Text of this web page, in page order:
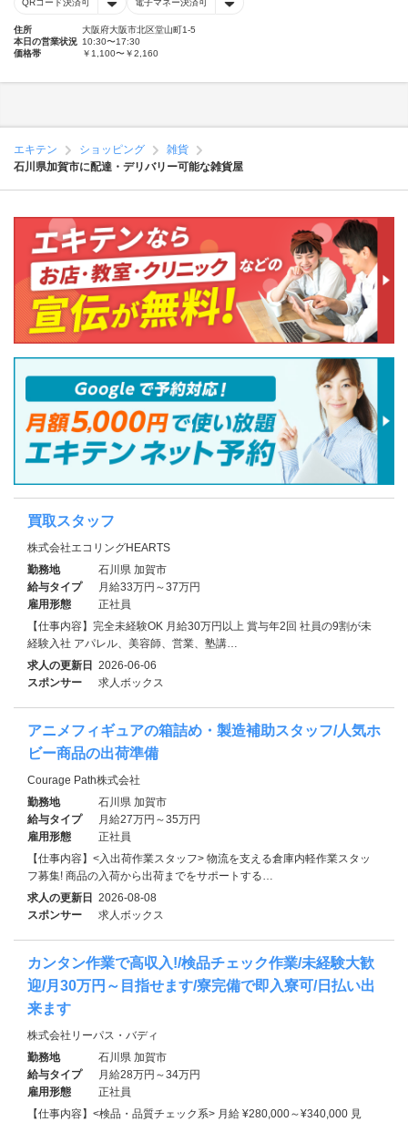
QRコード決済可 電子マネー決済可
住所
大阪府大阪市北区堂山町1-5
本日の営業状況 10:30〜17:30
価格帯
￥1,100〜￥2,160
エキテン ショッピング
雑貨
石川県加賀市に配達・デリバリー可能な雑貨屋
買取スタッフ
株式会社エコリングHEARTS
勤務地
石川県 加賀市
給与タイプ
月給33万円～37万円
雇用形態
正社員
【仕事内容】完全未経験OK 月給30万円以上 賞与年2回 社員の9割が未
経験入社 アパレル、美容師、営業、塾講…
求人の更新日 2026-06-06
スポンサー
求人ボックス
アニメフィギュアの箱詰め・製造補助スタッフ/人気ホ
ビー商品の出荷準備
Courage Path株式会社
勤務地
石川県 加賀市
給与タイプ
月給27万円～35万円
雇用形態
正社員
【仕事内容】<入出荷作業スタッフ> 物流を支える倉庫内軽作業スタッ
フ募集! 商品の入荷から出荷までをサポートする…
求人の更新日 2026-08-08
スポンサー
求人ボックス
カンタン作業で高収入!/検品チェック作業/未経験大歓
迎/月30万円～目指せます/寮完備で即入寮可/日払い出
来ます
株式会社リーパス・バディ
勤務地
石川県 加賀市
給与タイプ
月給28万円～34万円
雇用形態
正社員
【仕事内容】<検品・品質チェック系> 月給 ¥280,000～¥340,000 見